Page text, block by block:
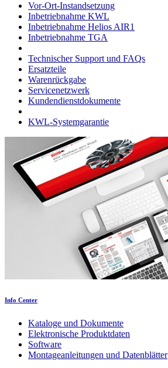
Vor-Ort-Instandsetzung
Inbetriebnahme KWL
Inbetriebnahme Helios AIR1
Inbetriebnahme TGA
Technischer Support und FAQs
Ersatzteile
Warenrückgabe
Servicenetzwerk
Kundendienstdokumente
KWL-Systemgarantie
Info Center
Kataloge und Dokumente
Elektronische Produktdaten
Software
Montageanleitungen und Datenblätter